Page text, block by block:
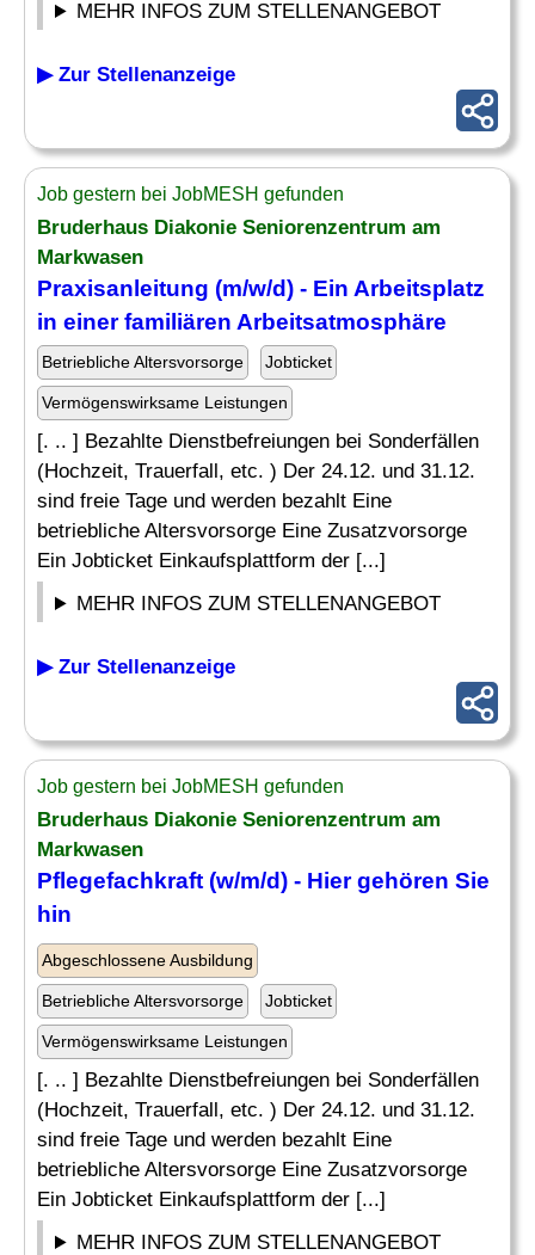
MEHR INFOS ZUM STELLENANGEBOT
▶ Zur Stellenanzeige
Job gestern bei JobMESH gefunden
Bruderhaus Diakonie Seniorenzentrum am
Markwasen
Praxisanleitung (m/w/d) - Ein Arbeitsplatz
in einer familiären Arbeitsatmosphäre
Betriebliche Altersvorsorge Jobticket
Vermögenswirksame Leistungen
[. .. ] Bezahlte Dienstbefreiungen bei Sonderfällen
(Hochzeit, Trauerfall, etc. ) Der 24.12. und 31.12.
sind freie Tage und werden bezahlt Eine
betriebliche Altersvorsorge Eine Zusatzvorsorge
Ein Jobticket Einkaufsplattform der [...]
MEHR INFOS ZUM STELLENANGEBOT
▶ Zur Stellenanzeige
Job gestern bei JobMESH gefunden
Bruderhaus Diakonie Seniorenzentrum am
Markwasen
Pflegefachkraft (w/m/d) - Hier gehören Sie
hin
Abgeschlossene Ausbildung
Betriebliche Altersvorsorge Jobticket
Vermögenswirksame Leistungen
[. .. ] Bezahlte Dienstbefreiungen bei Sonderfällen
(Hochzeit, Trauerfall, etc. ) Der 24.12. und 31.12.
sind freie Tage und werden bezahlt Eine
betriebliche Altersvorsorge Eine Zusatzvorsorge
Ein Jobticket Einkaufsplattform der [...]
MEHR INFOS ZUM STELLENANGEBOT